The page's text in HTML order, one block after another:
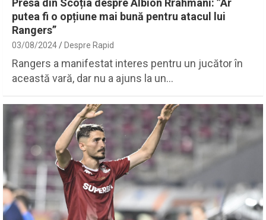
putea fi o opțiune mai bună pentru atacul lui
Rangers”
03/08/2024 Despre Rapid
Rangers a manifestat interes pentru un jucător în
această vară, dar nu a ajuns la un…